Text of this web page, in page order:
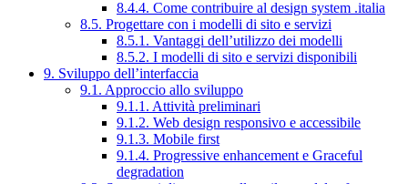
8.4.4. Come contribuire al design system .italia
8.5. Progettare con i modelli di sito e servizi
8.5.1. Vantaggi dell’utilizzo dei modelli
8.5.2. I modelli di sito e servizi disponibili
9. Sviluppo dell’interfaccia
9.1. Approccio allo sviluppo
9.1.1. Attività preliminari
9.1.2. Web design responsivo e accessibile
9.1.3. Mobile first
9.1.4. Progressive enhancement e Graceful
degradation